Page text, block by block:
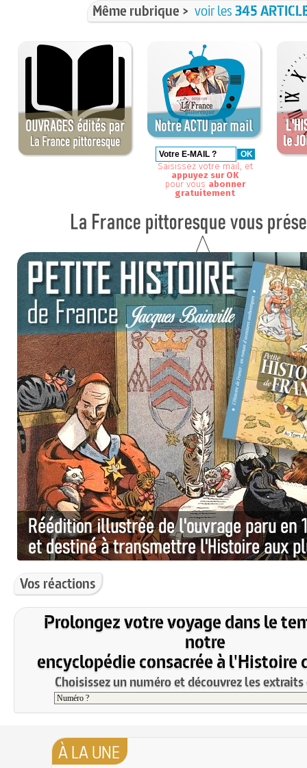
Même rubrique > voir les345
Saisissez votre mail, et
appuyez sur OK
pour vous abonner
gratuitement
Vos réactions
Prolongez votre voyage dans le
notre
encyclopédie consacrée à l'Histoire
Choisissez un numéro et découvrez les
À LA UNE